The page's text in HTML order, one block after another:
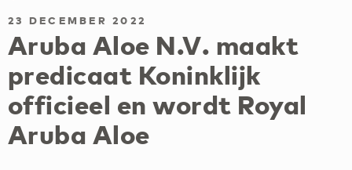
23 DECEMBER 2022
Aruba Aloe N.V. maakt
predicaat Koninklijk
officieel en wordt Royal
Aruba Aloe